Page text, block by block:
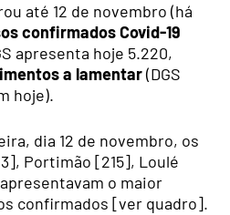
até 12 de novembro (há
confirmados Covid-19
apresenta hoje 5.220,
a lamentar(DGS
hoje).
dia 12 de novembro, os
Portimão [215], Loulé
o maior
confirmados [ver quadro].